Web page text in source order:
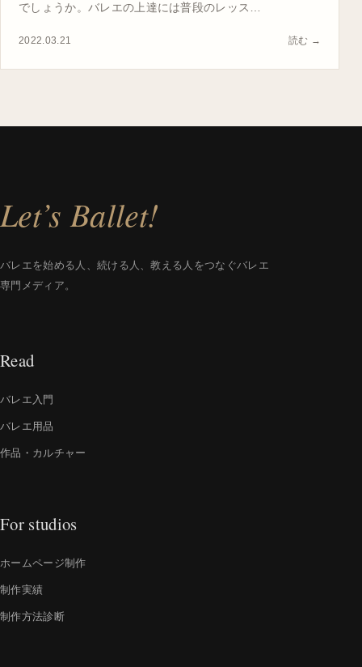
でしょうか。バレエの上達には普段のレッス…
2022.03.21 読む →
Let’s Ballet!
バレエを始める人、続ける人、教える人をつなぐバレエ
専門メディア。
Read
バレエ入門
バレエ用品
作品・カルチャー
For studios
ホームページ制作
制作実績
制作方法診断